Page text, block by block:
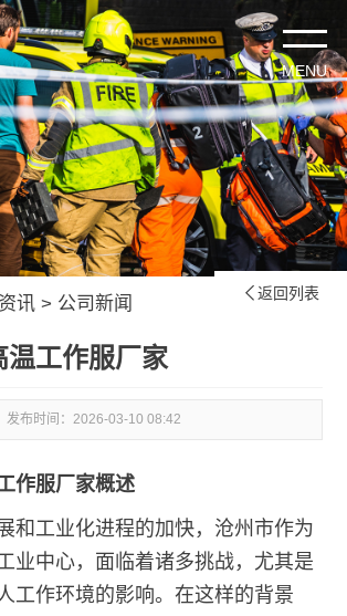
讯 > 公司新闻  返回列表
温工作服厂家
发布时间：2026-03-10 08:42
作服厂家概述
和工业化进程的加快，沧州市作为
业中心，面临着诸多挑战，尤其是
工作环境的影响。在这样的背景